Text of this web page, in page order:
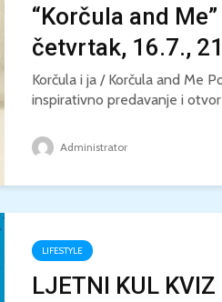
“Korčula and
četvrtak, 16.7.,
Korčula i ja / Korčula and Me
inspirativno predavanje i
Administrator
LIFESTYLE
LJETNI KUL KVIZ